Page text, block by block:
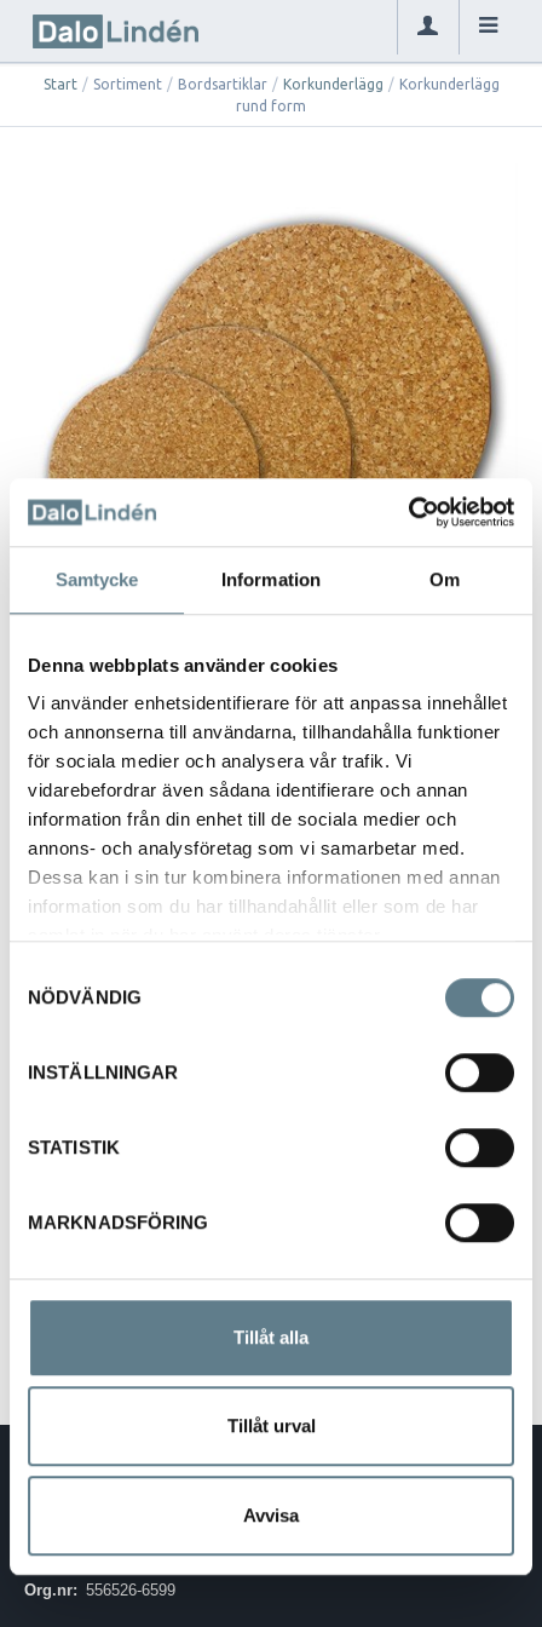
Samtycke Information Om
Denna webbplats använder cookies
Vi använder enhetsidentifierare för att anpassa innehållet
och annonserna till användarna, tillhandahålla funktioner
för sociala medier och analysera vår trafik. Vi
vidarebefordrar även sådana identifierare och annan
information från din enhet till de sociala medier och
annons- och analysföretag som vi samarbetar med.
Dessa kan i sin tur kombinera informationen med annan
information som du har tillhandahållit eller som de har
NÖDVÄNDIG
INSTÄLLNINGAR
STATISTIK
MARKNADSFÖRING
Tillåt alla
Tillåt urval
Avvisa
Start / Sortiment / Bordsartiklar / Korkunderlägg / Korkunderlägg
rund form
Korkunderlägg rund form
55121-10
Beskrivning
Korkunderlägg rund form.
Artnr Mått (diameter x tjocklek)
55110-10 Ø200 x 8 mm
DaloLindén AB
Org.nr: 556526-6599